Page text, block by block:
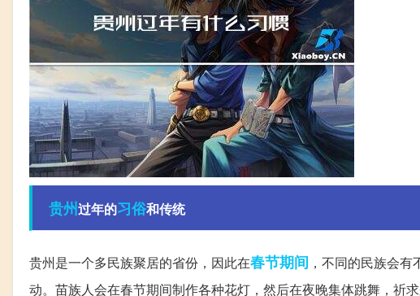
贵州过年的习俗和传统
贵州是一个多民族聚居的省份，因此在春节期间 ，不同的民族会
动。苗族人会在春节期间制作各种花灯，然后在夜晚集体跳舞，祈求